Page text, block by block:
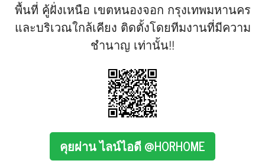
พื้นที่ คู้ฝั่งเหนือ เขตหนองจอก กรุงเทพมหานคร
และบริเวณใกล้เคียง ติดตั้งโดยทีมงานที่มีความ
ชำนาญ เท่านั้น!!
คุยผ่าน ไลน์ไอดี @HORHOME